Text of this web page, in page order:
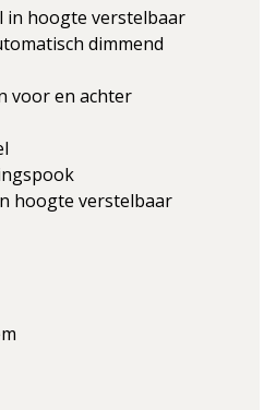
in hoogte verstelbaar
dimmend
voor en achter
hoogte verstelbaar